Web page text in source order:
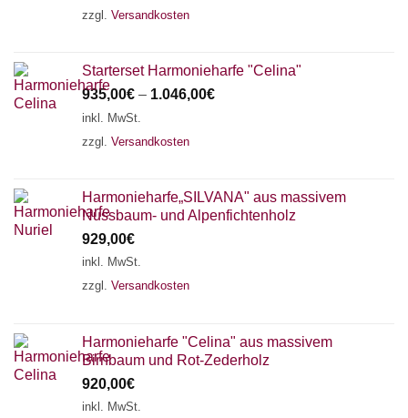
zzgl. Versandkosten
Starterset Harmonieharfe "Celina"
935,00€ – 1.046,00€
inkl. MwSt.
zzgl. Versandkosten
Harmonieharfe„SILVANA" aus massivem
Nussbaum- und Alpenfichtenholz
929,00€
inkl. MwSt.
zzgl. Versandkosten
Harmonieharfe "Celina" aus massivem
Birnbaum und Rot-Zederholz
920,00€
inkl. MwSt.